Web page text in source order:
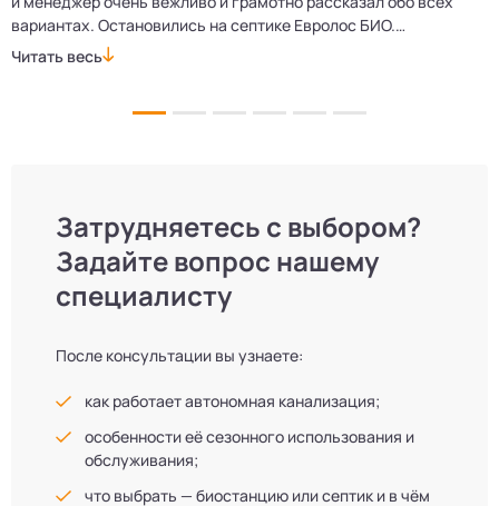
вариантах. Остановились на септике Евролос БИО.
Монтажники приехали вовремя, установили всё быстро
Читать весь
Затрудняетесь с выбором?
Задайте вопрос нашему
специалисту
После консультации вы узнаете:
как работает автономная канализация;
особенности её сезонного использования и
обслуживания;
что выбрать — биостанцию или септик и в чём